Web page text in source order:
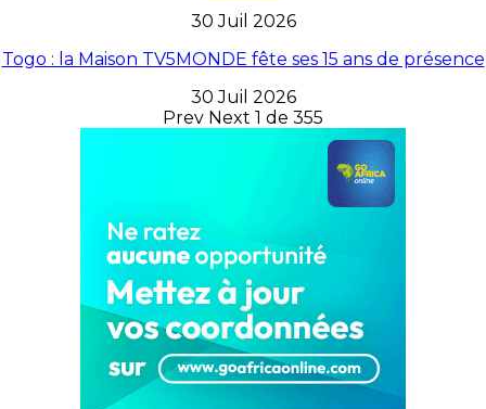
30 Juil 2026
Togo : la Maison TV5MONDE fête ses 15 ans de présence
30 Juil 2026
Prev Next 1 de 355